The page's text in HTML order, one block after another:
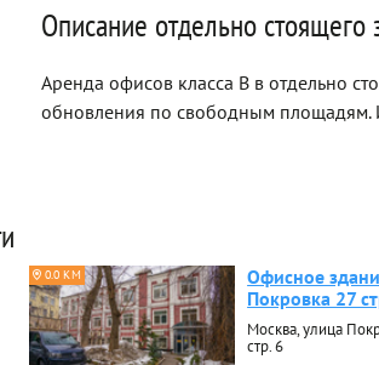
Описание отдельно стоящего
Аренда офисов класса B в отдельно
обновления по свободным площадям.
0.0 КМ
Офисное
Покровка 27
Москва, улица
стр. 6